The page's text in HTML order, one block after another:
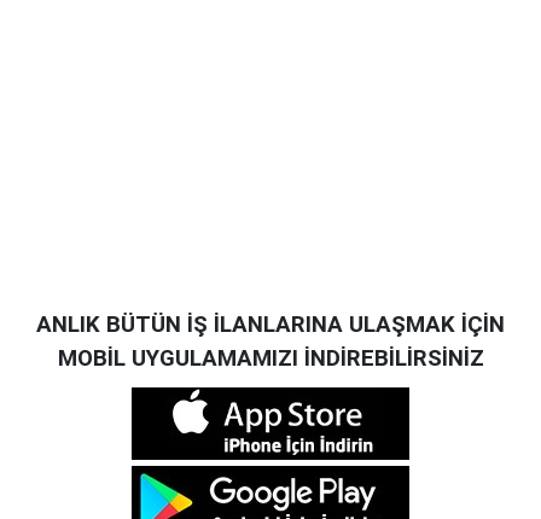
ANLIK BÜTÜN İŞ İLANLARINA ULAŞMAK İÇİN
MOBİL UYGULAMAMIZI İNDİREBİLİRSİNİZ